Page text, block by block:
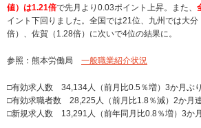
値）は1.21倍で先月より0.03ポイント上昇。また、
イント下回りました。全国では21位、九州では大
倍）、佐賀（1.28倍）に次いで4位の結果に。
参照：熊本労働局 一般職業紹介状況
□有効求人数 34,134人（前月比0.5％増）3か月ぶ
□有効求職者数 28,225人（前月比1.8％減）2か月
□新規求人数 13,291人（前年同月比0.8％増）3か